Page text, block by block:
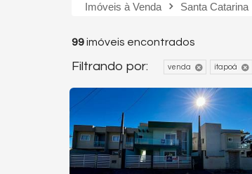
Imóveis à Venda Santa Catarina
99imóveis encontrados
Filtrando por: venda itapoá